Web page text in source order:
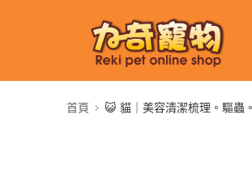
首頁 😺 貓｜美容清潔梳理。驅蟲